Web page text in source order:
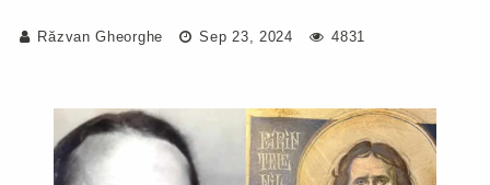
Răzvan Gheorghe Sep 23, 2024 4831